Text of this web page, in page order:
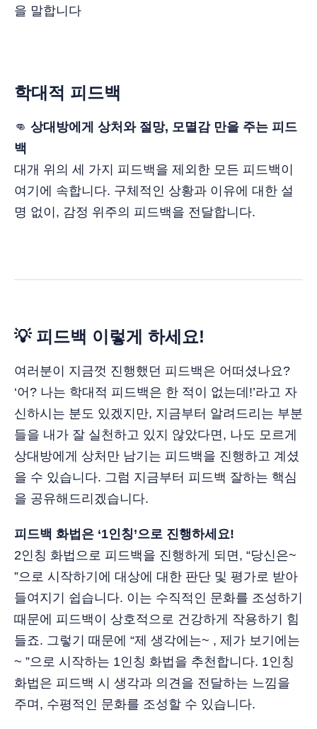
을 말합니다
학대적 피드백
👊 상대방에게 상처와 절망, 모멸감 만을 주는 피드
백
대개 위의 세 가지 피드백을 제외한 모든 피드백이
여기에 속합니다. 구체적인 상황과 이유에 대한 설
명 없이, 감정 위주의 피드백을 전달합니다.
💡 피드백 이렇게 하세요!
여러분이 지금껏 진행했던 피드백은 어떠셨나요?
‘어? 나는 학대적 피드백은 한 적이 없는데!’라고 자
신하시는 분도 있겠지만, 지금부터 알려드리는 부분
들을 내가 잘 실천하고 있지 않았다면, 나도 모르게
상대방에게 상처만 남기는 피드백을 진행하고 계셨
을 수 있습니다. 그럼 지금부터 피드백 잘하는 핵심
을 공유해드리겠습니다.
피드백 화법은 ‘1인칭’으로 진행하세요!
2인칭 화법으로 피드백을 진행하게 되면, “당신은~
”으로 시작하기에 대상에 대한 판단 및 평가로 받아
들여지기 쉽습니다. 이는 수직적인 문화를 조성하기
때문에 피드백이 상호적으로 건강하게 작용하기 힘
들죠. 그렇기 때문에 “제 생각에는~ , 제가 보기에는
~ ”으로 시작하는 1인칭 화법을 추천합니다. 1인칭
화법은 피드백 시 생각과 의견을 전달하는 느낌을
주며, 수평적인 문화를 조성할 수 있습니다.